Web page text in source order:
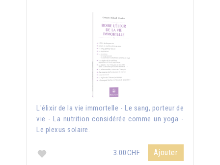
L'élixir de la vie immortelle - Le sang, porteur de
vie - La nutrition considérée comme un yoga -
Le plexus solaire.
3.00CHF Ajouter